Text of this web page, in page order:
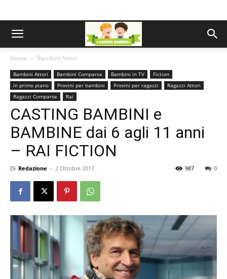
Home Bambini Attori
Bambini Attori Bambini Comparse Bambini in TV
Fiction
In primo piano
Provini per bambini Provini per ragazzi
Ragazzi Attori
Ragazzi Comparse
Rai
CASTING BAMBINI e
BAMBINE dai 6 agli 11 anni
– RAI FICTION
Di Redazione - 2 Ottobre 2017 0
987